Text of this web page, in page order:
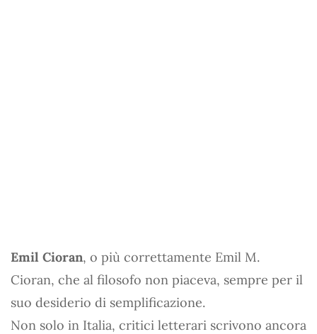
Emil Cioran, o più correttamente Emil M.
Cioran, che al filosofo non piaceva, sempre per il
suo desiderio di semplificazione.
Non solo in Italia, critici letterari scrivono ancora